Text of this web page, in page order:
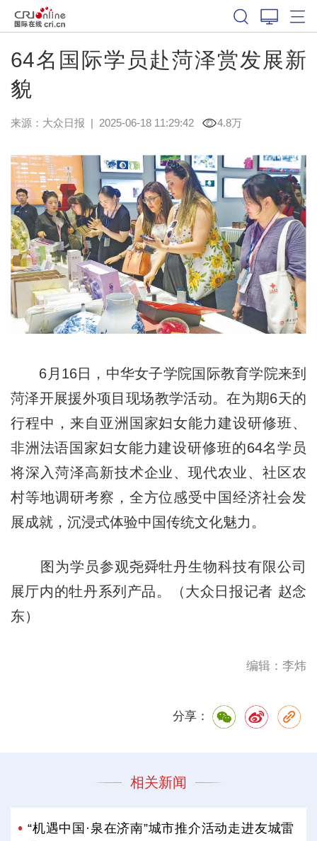
64名国际学员赴菏泽赏发展新
貌
来源： 大众日报 | 2025-06-18 11:29:42 4.8万
6月16日，中华女子学院国际教育学院来到
菏泽开展援外项目现场教学活动。在为期6天的
行程中，来自亚洲国家妇女能力建设研修班、
非洲法语国家妇女能力建设研修班的64名学员
将深入菏泽高新技术企业、现代农业、社区农
村等地调研考察，全方位感受中国经济社会发
展成就，沉浸式体验中国传统文化魅力。
图为学员参观尧舜牡丹生物科技有限公司
展厅内的牡丹系列产品。（大众日报记者 赵念
东）
编辑：李炜
分享：
相关新闻
“机遇中国·泉在济南”城市推介活动走进友城雷